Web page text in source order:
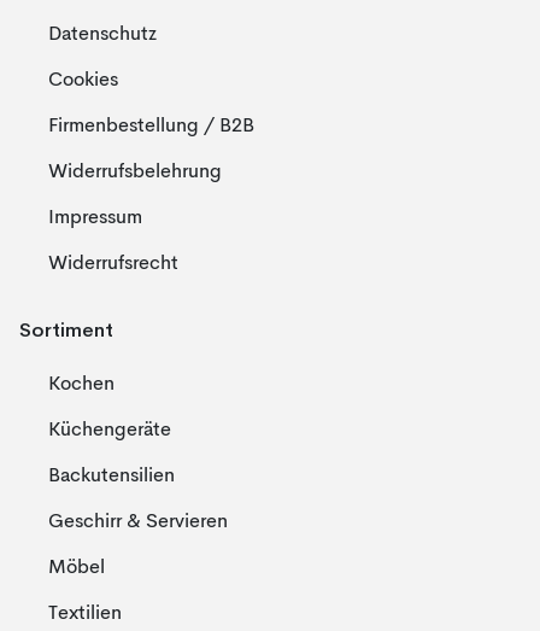
Datenschutz
Cookies
Firmenbestellung / B2B
Widerrufsbelehrung
Impressum
Widerrufsrecht
Sortiment
Kochen
Küchengeräte
Backutensilien
Geschirr & Servieren
Möbel
Textilien